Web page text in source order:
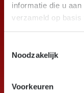
informatie die u
verzameld op basis
Noodzakelijk
Voorkeuren
Les jours
joindre